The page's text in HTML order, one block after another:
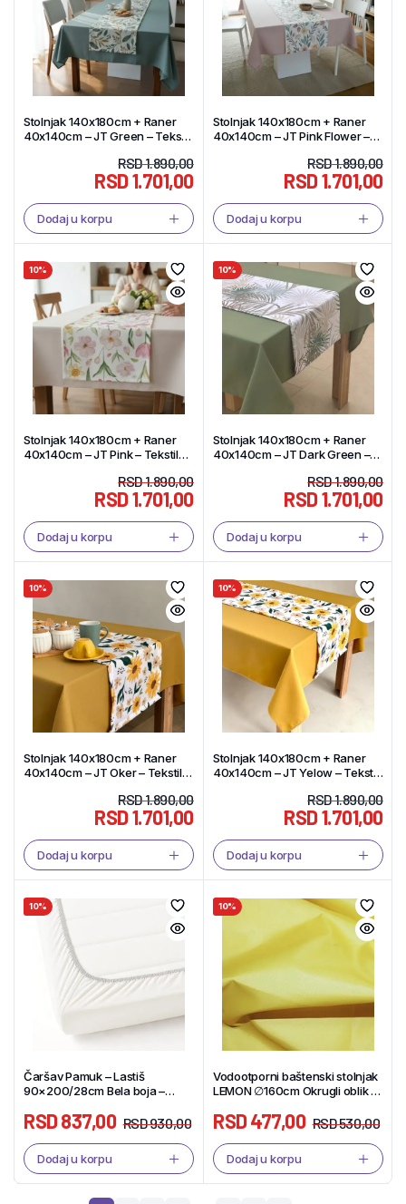
Stolnjak 140x180cm + Raner
40x140cm – JT Green – Tekstil
RSD1.890,00
RSD1.701,00
Dodaj u korpu
Stolnjak 140x180cm + Raner
40x140cm – JT Pink Flower –
RSD1.890,00
RSD1.701,00
Dodaj u korpu
10%
Stolnjak 140x180cm + Raner
40x140cm – JT Pink – Tekstil
RSD1.890,00
RSD1.701,00
Dodaj u korpu
10%
Stolnjak 140x180cm + Raner
40x140cm – JT Dark Green –
RSD1.890,00
RSD1.701,00
Dodaj u korpu
10%
Stolnjak 140x180cm + Raner
40x140cm – JT Oker – Tekstil
RSD1.890,00
RSD1.701,00
Dodaj u korpu
10%
Stolnjak 140x180cm + Raner
40x140cm – JT Yelow – Tekstil
RSD1.890,00
RSD1.701,00
Dodaj u korpu
10%
Čaršav Pamuk – Lastiš
90×200/28cm Bela boja –
RSD930,00
RSD837,00
Dodaj u korpu
10%
Vodootporni baštenski stolnjak
LEMON ∅160cm Okrugli oblik –
RSD530,00
RSD477,00
Dodaj u korpu